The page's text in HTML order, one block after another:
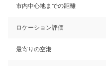
市内中心地までの距離
ロケーション評価
最寄りの空港